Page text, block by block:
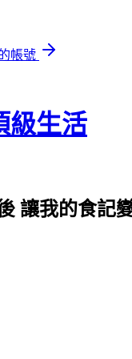
帳號
級生活
讓我的食記